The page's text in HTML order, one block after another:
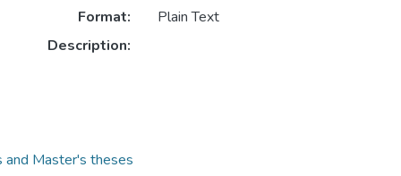
Format:
Plain Text
Description:
and Master's theses